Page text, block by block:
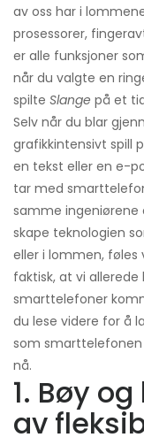
av oss har i
prosessorer,
er alle funksjoner
når du valgte en
spilte Slange på et
Selv når du blar
grafikkintensivt spill
en tekst eller en e-
tar med
samme
skape teknologien
eller i lommen, føles
faktisk, at vi
smarttelefoner
du lese videre for å
som
nå.
1. Bøy
av